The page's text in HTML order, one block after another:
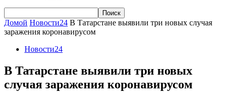
Домой Новости24 В Татарстане выявили три новых случая
заражения коронавирусом
Новости24
В Татарстане выявили три новых
случая заражения коронавирусом